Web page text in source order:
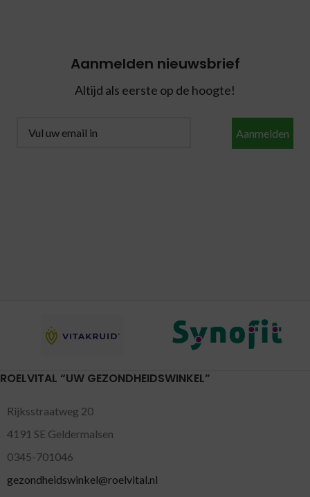
Aanmelden nieuwsbrief
Altijd als eerste op de hoogte!
Aanmelden
ROELVITAL “UW GEZONDHEIDSWINKEL”
Rijksstraatweg 20
4191 SE Geldermalsen
0345-701046
gezondheidswinkel@roelvital.nl